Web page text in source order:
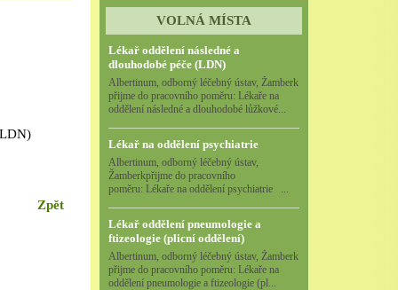
Zpět
VOLNÁ MÍSTA
Lékař oddělení následné a
dlouhodobé péče (LDN)
Albertinum, odborný léčebný ústav, Žamberk
přijme do pracovního poměru: Lékaře na
oddělení následné a dlouhodobé lůžkové...
Lékař na oddělení psychiatrie
Albertinum, odborný léčebný ústav,
Žamberkpřijme do pracovního
poměru: Lékaře na oddělení psychiatrie ...
Lékař oddělení pneumologie a
ftizeologie (plicní oddělení)
Albertinum, odborný léčebný ústav, Žamberk
přijme do pracovního poměru: Lékaře na
oddělení pneumologie a ftizeologie (pl...